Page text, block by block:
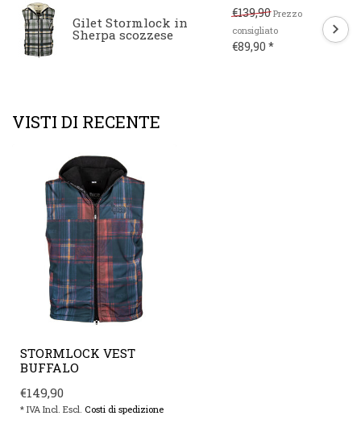
Gilet Stormlock in
Sherpa scozzese
€139,90 Prezzo
consigliato
€89,90 *
VISTI DI RECENTE
STORMLOCK VEST
BUFFALO
€149,90
* IVA Incl. Escl. Costi di spedizione